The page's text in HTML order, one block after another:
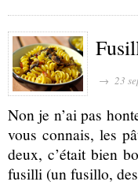
→ 23
Non je n’ai pas
vous connais, les
deux, c’était bien
fusilli (un fusillo,